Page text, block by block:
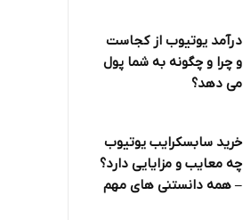
درآمد یوتیوب از کجاست
و چرا و چگونه به شما پول
می دهد؟
خرید سابسکرایب یوتیوب
چه معایب و مزایایی دارد؟‌
– همه دانستنی های مهم